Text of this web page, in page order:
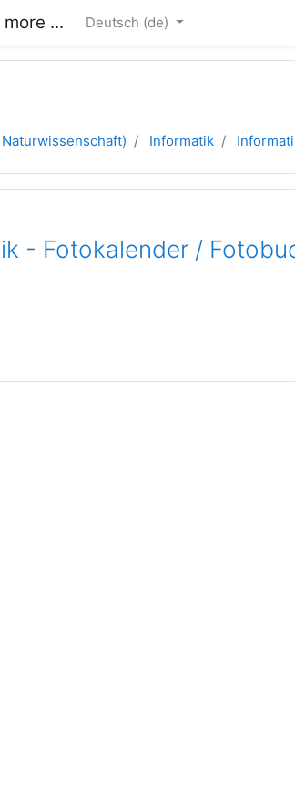
... Deutsch ‎(de)‎
Informatik
- Fotokalender /